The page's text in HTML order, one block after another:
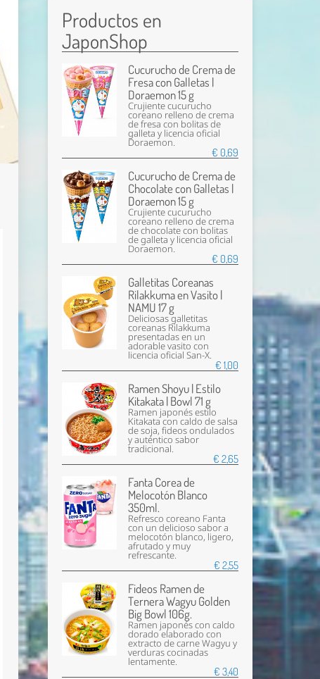
Productos en
JaponShop
Cucurucho de Crema de
Fresa con Galletas |
Doraemon 15 g
Crujiente cucurucho
coreano relleno de crema
de fresa con bolitas de
galleta y licencia oficial
Doraemon.
€ 0,69
Cucurucho de Crema de
Chocolate con Galletas |
Doraemon 15 g
Crujiente cucurucho
coreano relleno de crema
de chocolate con bolitas
de galleta y licencia oficial
Doraemon.
€ 0,69
Galletitas Coreanas
Rilakkuma en Vasito |
NAMU 17 g
Deliciosas galletitas
coreanas Rilakkuma
presentadas en un
adorable vasito con
licencia oficial San-X.
€ 1,00
Ramen Shoyu | Estilo
Kitakata | Bowl 71 g
Ramen japonés estilo
Kitakata con caldo de salsa
de soja, fideos ondulados
y auténtico sabor
tradicional.
€ 2,65
Fanta Corea de
Melocotón Blanco
350ml.
Refresco coreano Fanta
con un delicioso sabor a
melocotón blanco, ligero,
afrutado y muy
refrescante.
€ 2,55
Fideos Ramen de
Ternera Wagyu Golden
Big Bowl 106g.
Ramen japonés con caldo
dorado elaborado con
extracto de carne Wagyu y
verduras cocinadas
lentamente.
€ 3,40